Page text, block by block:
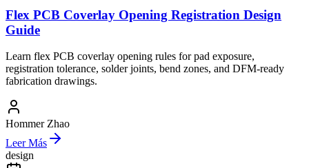
Flex PCB Coverlay Opening Registration Design
Guide
Learn flex PCB coverlay opening rules for pad exposure,
registration tolerance, solder joints, bend zones, and DFM-ready
fabrication drawings.
Hommer Zhao
Leer Más
design